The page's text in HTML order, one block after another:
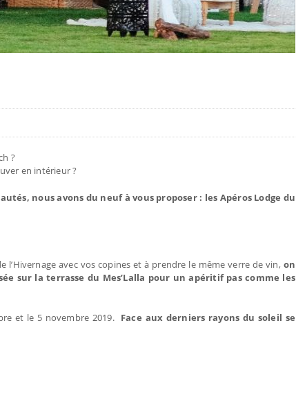
?
en intérieur ?
nous avons du neuf à vous proposer : les Apéros Lodge du
avec vos copines et à prendre le même verre de vin, on
sur la terrasse du Mes’Lalla pour un apéritif pas comme les
et le 5 novembre 2019. Face aux derniers rayons du soleil se